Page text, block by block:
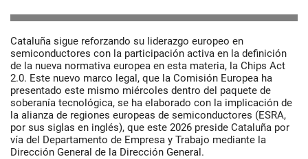
Cataluña sigue reforzando su liderazgo europeo en
semiconductores con la participación activa en la definición
de la nueva normativa europea en esta materia, la Chips Act
2.0. Este nuevo marco legal, que la Comisión Europea ha
presentado este mismo miércoles dentro del paquete de
soberanía tecnológica, se ha elaborado con la implicación de
la alianza de regiones europeas de semiconductores (ESRA,
por sus siglas en inglés), que este 2026 preside Cataluña por
vía del Departamento de Empresa y Trabajo mediante la
Dirección General de la Dirección General.